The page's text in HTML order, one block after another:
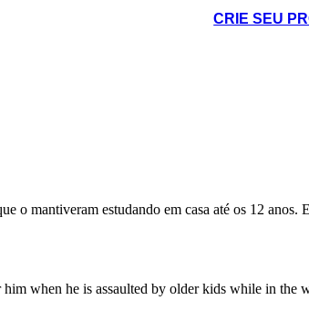
CRIE SEU
o mantiveram estudando em casa até os 12
when he is assaulted by older kids while in the